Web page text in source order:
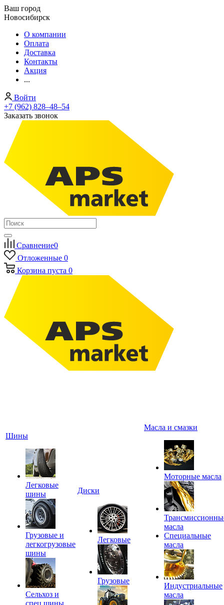
Ваш город
Новосибирск
О компании
Оплата
Доставка
Контакты
Акция
...
Войти
+7 (962) 828‒48‒54
Заказать звонок
Сравнение0
Отложенные 0
Корзина пуста 0
Шины
Легковые
шины
Грузовые и
легкогрузовые
шины
Сельхоз и
Диски
Легковые
Грузовые
Масла и смазки
Моторные масла
масла
Специальные
масла
Индустриальные
масла